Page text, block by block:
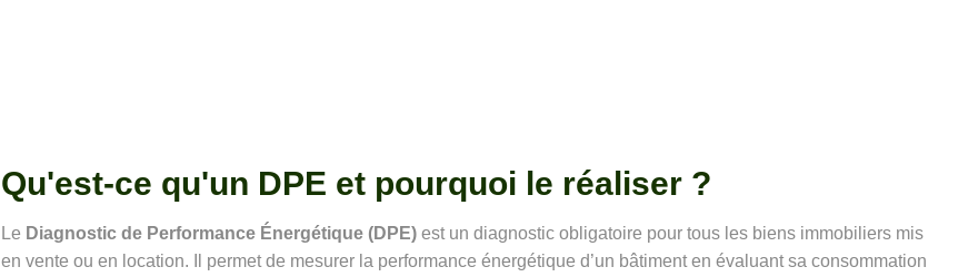
Qu'est-ce qu'un DPE et pourquoi le réaliser ?
Le Diagnostic de Performance Énergétique (DPE) est un diagnostic obligatoire pour tous les biens immobiliers mis
en vente ou en location. Il permet de mesurer la performance énergétique d’un bâtiment en évaluant sa consommation